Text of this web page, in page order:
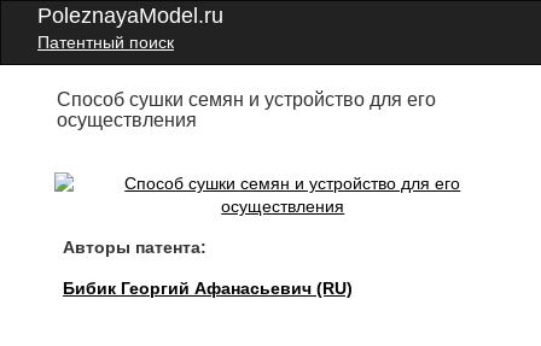
PoleznayaModel.ru
Патентный поиск
Способ сушки семян и устройство для его
осуществления
Авторы патента:
Бибик Георгий Афанасьевич (RU)